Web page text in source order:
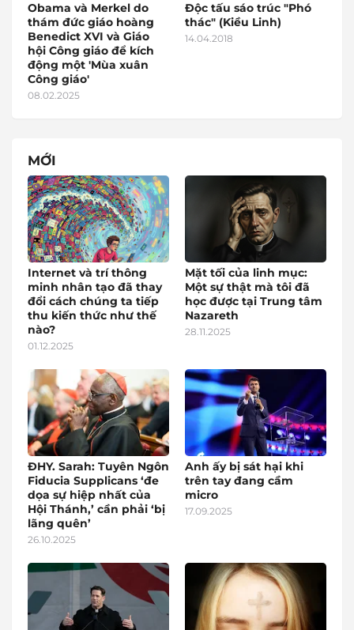
Obama và Merkel do
thám đức giáo hoàng
Benedict XVI và Giáo
hội Công giáo để kích
động một 'Mùa xuân
Công giáo'
08.02.2025
Độc tấu sáo trúc "Phó
thác" (Kiều Linh)
14.04.2018
MỚI
Internet và trí thông
minh nhân tạo đã thay
đổi cách chúng ta tiếp
thu kiến thức như thế
nào?
01.12.2025
Mặt tối của linh mục:
Một sự thật mà tôi đã
học được tại Trung tâm
Nazareth
28.11.2025
ĐHY. Sarah: Tuyên Ngôn
Fiducia Supplicans ‘đe
dọa sự hiệp nhất của
Hội Thánh,’ cần phải ‘bị
lãng quên’
26.10.2025
Anh ấy bị sát hại khi
trên tay đang cầm
micro
17.09.2025